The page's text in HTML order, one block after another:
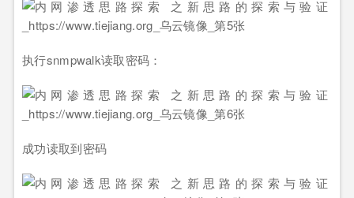
执行snmpwalk读取密码：
成功读取到密码